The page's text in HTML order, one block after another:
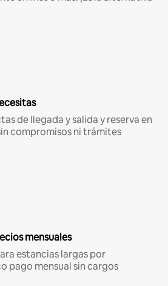
de llegada y salida y reserva en
compromisos ni trámites
mensuales
estancias largas por
pago mensual sin cargos